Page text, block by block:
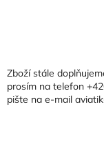
aZboží stále
prosím na telefon
pište na e-mail